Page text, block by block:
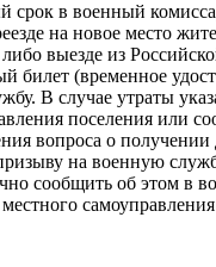
срок в военный
на новое место
либо выезде из
билет (временное
В случае утраты
поселения или
вопроса о
на военную
сообщить об этом в